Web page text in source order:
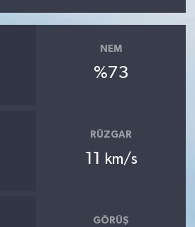
NEM
%73
RÜZGAR
11 km/s
GÖRÜŞ